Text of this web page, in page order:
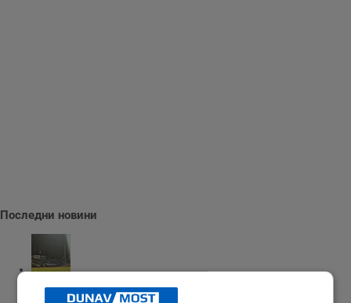
Последни новини
"Арда" надигра "Дунав"